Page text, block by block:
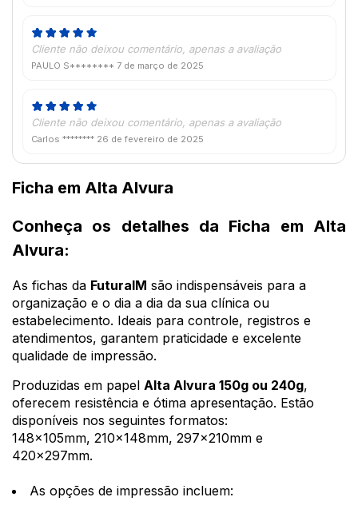
Cliente não deixou comentário, apenas a avaliação
PAULO S******** 7 de março de 2025
Cliente não deixou comentário, apenas a avaliação
Carlos ******** 26 de fevereiro de 2025
Ficha em Alta Alvura
Conheça os detalhes da Ficha em Alta
Alvura:
As fichas da FuturaIM são indispensáveis para a
organização e o dia a dia da sua clínica ou
estabelecimento. Ideais para controle, registros e
atendimentos, garantem praticidade e excelente
qualidade de impressão.
Produzidas em papel Alta Alvura 150g ou 240g,
oferecem resistência e ótima apresentação. Estão
disponíveis nos seguintes formatos:
148x105mm, 210x148mm, 297x210mm e
420x297mm.
As opções de impressão incluem: